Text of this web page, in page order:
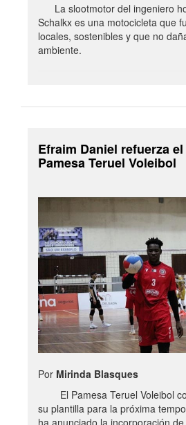
La slootmotor del ingeniero
Schalkx es una motocicleta que
locales, sostenibles y que no
ambiente.
Efraim Daniel refuerza
Pamesa Teruel Voleibol
Por Mirinda Blasques
El Pamesa Teruel Voleibol
su plantilla para la próxima
ha anunciado la incorporación